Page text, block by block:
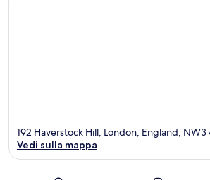
192 Haverstock Hill, London, England, NW3
Vedi sulla mappa